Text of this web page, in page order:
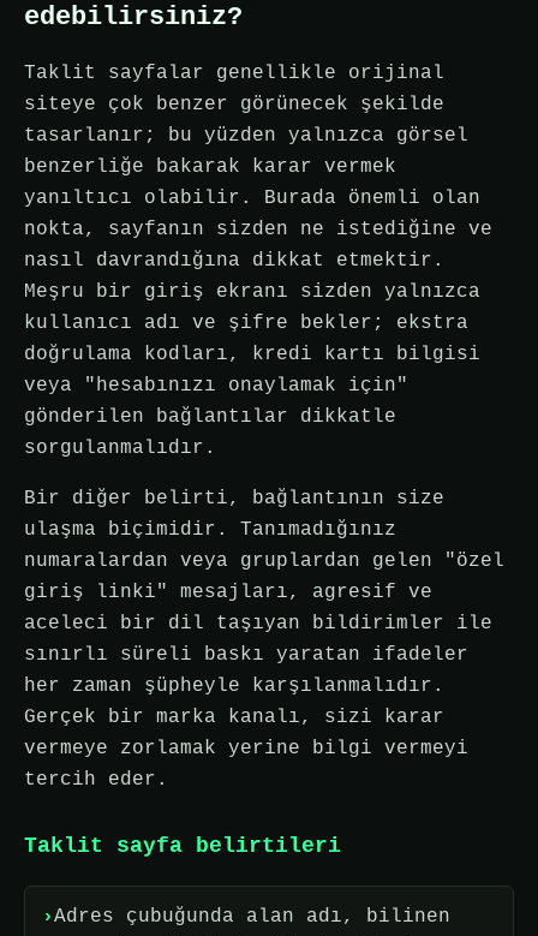
edebilirsiniz?
Taklit sayfalar genellikle orijinal
siteye çok benzer görünecek şekilde
tasarlanır; bu yüzden yalnızca görsel
benzerliğe bakarak karar vermek
yanıltıcı olabilir. Burada önemli olan
nokta, sayfanın sizden ne istediğine ve
nasıl davrandığına dikkat etmektir.
Meşru bir giriş ekranı sizden yalnızca
kullanıcı adı ve şifre bekler; ekstra
doğrulama kodları, kredi kartı bilgisi
veya "hesabınızı onaylamak için"
gönderilen bağlantılar dikkatle
sorgulanmalıdır.
Bir diğer belirti, bağlantının size
ulaşma biçimidir. Tanımadığınız
numaralardan veya gruplardan gelen "özel
giriş linki" mesajları, agresif ve
aceleci bir dil taşıyan bildirimler ile
sınırlı süreli baskı yaratan ifadeler
her zaman şüpheyle karşılanmalıdır.
Gerçek bir marka kanalı, sizi karar
vermeye zorlamak yerine bilgi vermeyi
tercih eder.
Taklit sayfa belirtileri
Adres çubuğunda alan adı, bilinen